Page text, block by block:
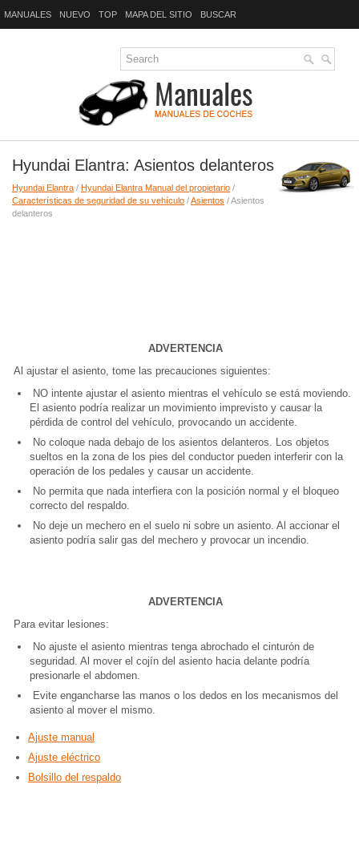
MANUALES NUEVO TOP MAPA DEL SITIO BUSCAR
Hyundai Elantra: Asientos delanteros
Hyundai Elantra / Hyundai Elantra Manual del propietario /
Características de seguridad de su vehículo /Asientos / Asientos
delanteros
ADVERTENCIA
Al ajustar el asiento, tome las precauciones siguientes:
NO intente ajustar el asiento mientras el vehículo se está moviendo.
El asiento podría realizar un movimiento imprevisto y causar la
pérdida de control del vehículo, provocando un accidente.
No coloque nada debajo de los asientos delanteros. Los objetos
sueltos en la zona de los pies del conductor pueden interferir con la
operación de los pedales y causar un accidente.
No permita que nada interfiera con la posición normal y el bloqueo
correcto del respaldo.
No deje un mechero en el suelo ni sobre un asiento. Al accionar el
asiento podría salir gas del mechero y provocar un incendio.
ADVERTENCIA
Para evitar lesiones:
No ajuste el asiento mientras tenga abrochado el cinturón de
seguridad. Al mover el cojín del asiento hacia delante podría
presionarle el abdomen.
Evite engancharse las manos o los dedos en los mecanismos del
asiento al mover el mismo.
Ajuste manual
Ajuste eléctrico
Bolsillo del respaldo